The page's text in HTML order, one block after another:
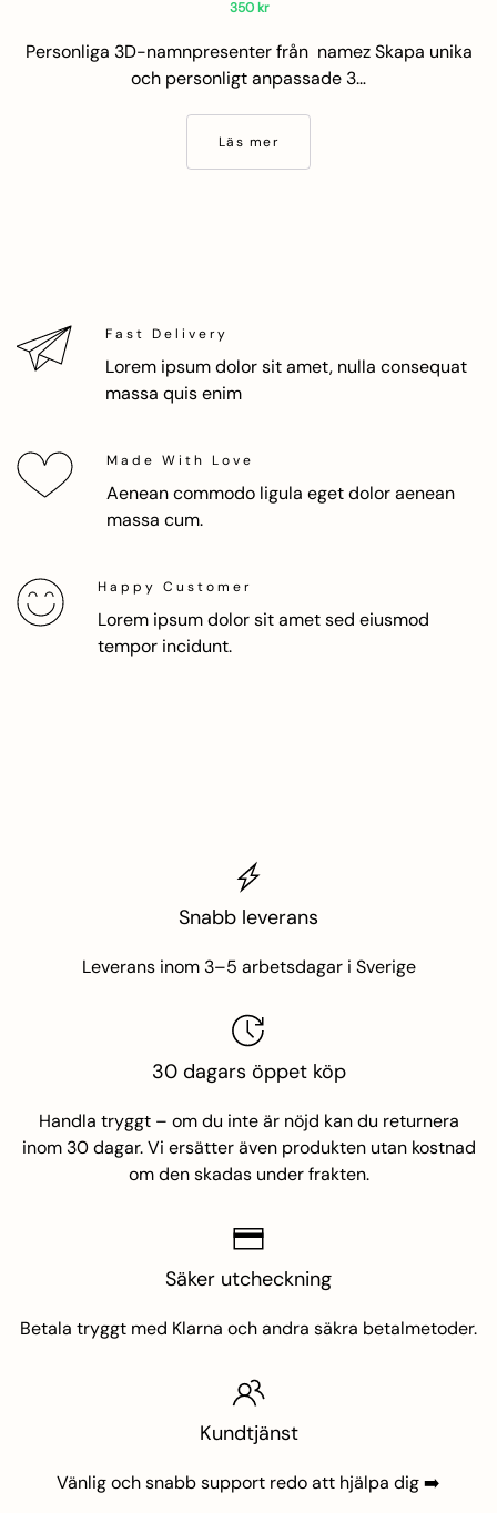
350kr
Personliga 3D-namnpresenter från namez Skapa unika
och personligt anpassade 3…
Läs mer
Fast Delivery
Lorem ipsum dolor sit amet, nulla consequat
massa quis enim
Made With Love
Aenean commodo ligula eget dolor aenean
massa cum.
Happy Customer
Lorem ipsum dolor sit amet sed eiusmod
tempor incidunt.
Snabb leverans
Leverans inom 3–5 arbetsdagar i Sverige
30 dagars öppet köp
Handla tryggt – om du inte är nöjd kan du returnera
inom 30 dagar. Vi ersätter även produkten utan kostnad
om den skadas under frakten.
Säker utcheckning
Betala tryggt med Klarna och andra säkra betalmetoder.
Kundtjänst
Vänlig och snabb support redo att hjälpa dig➡️
namez